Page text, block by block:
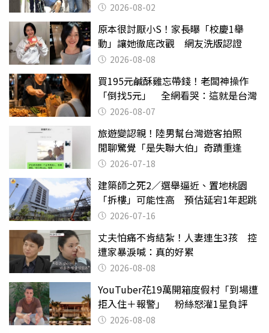
2026-08-02
原本很討厭小S！家長曝「校慶1舉
動」讓她徹底改觀 網友洗版認證
2026-08-08
買195元鹹酥雞忘帶錢！老闆神操作
「倒找5元」 全網看哭：這就是台灣
2026-08-07
旅遊變認親！陸男幫台灣遊客拍照
閒聊驚覺「是失聯大伯」奇蹟重逢
2026-07-18
建築師之死2／選舉逼近、置地桃園
「拆樓」可能性高 預估延宕1年起跳
2026-07-16
丈夫怕痛不肯結紮！人妻連生3孩 控
遭家暴淚喊：真的好累
2026-08-08
YouTuber花19萬開箱度假村「到場遭
拒入住＋報警」 粉絲怒灌1星負評
2026-08-08